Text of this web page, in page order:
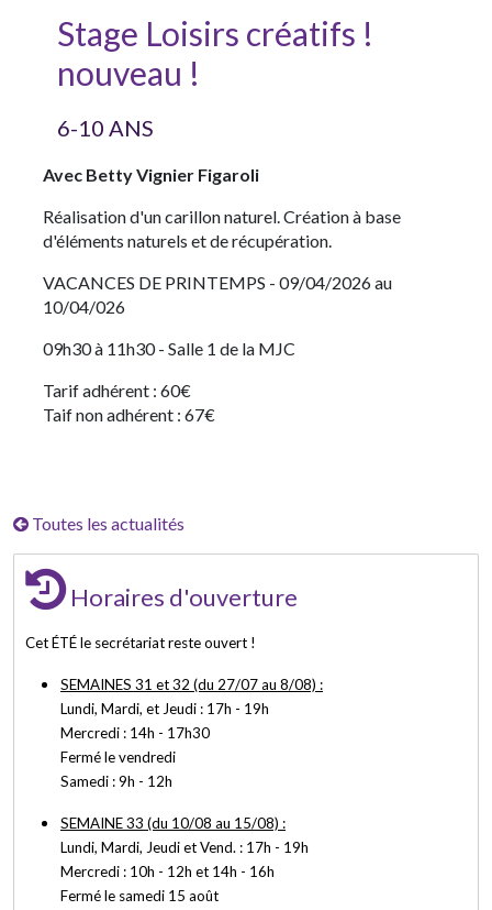
Stage Loisirs créatifs !
nouveau !
6-10 ANS
Avec Betty Vignier Figaroli
Réalisation d'un carillon naturel. Création à base
d'éléments naturels et de récupération.
VACANCES DE PRINTEMPS - 09/04/2026 au
10/04/026
09h30 à 11h30 - Salle 1 de la MJC
Tarif adhérent : 60€
Taif non adhérent : 67€
Toutes les actualités
Horaires d'ouverture
Cet ÉTÉ le secrétariat reste ouvert !
SEMAINES 31 et 32 (du 27/07 au 8/08) :
Lundi, Mardi, et Jeudi : 17h - 19h
Mercredi : 14h - 17h30
Fermé le vendredi
Samedi : 9h - 12h
SEMAINE 33 (du 10/08 au 15/08) :
Lundi, Mardi, Jeudi et Vend. : 17h - 19h
Mercredi : 10h - 12h et 14h - 16h
Fermé le samedi 15 août